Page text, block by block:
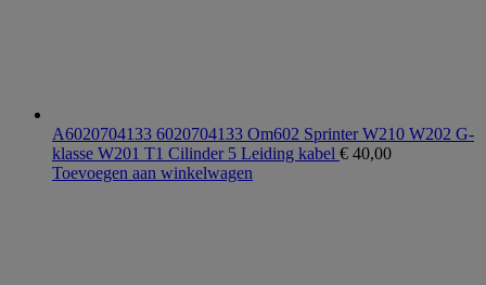
A6020704133 6020704133 Om602 Sprinter W210 W202 G-
klasse W201 T1 Cilinder 5 Leiding kabel € 40,00
Toevoegen aan winkelwagen